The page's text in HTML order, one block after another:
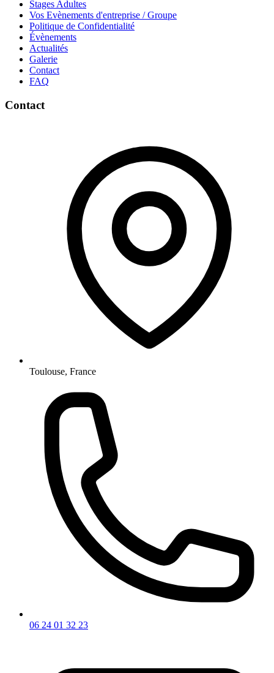
Stages Adultes
Vos Evènements d'entreprise / Groupe
Politique de Confidentialité
Évènements
Actualités
Galerie
Contact
FAQ
Contact
Toulouse, France
06 24 01 32 23